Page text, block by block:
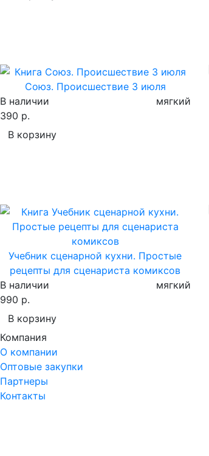
Союз. Происшествие 3 июля
В наличии
мягкий
390 р.
В корзину
Учебник сценарной кухни. Простые
рецепты для сценариста комиксов
В наличии
мягкий
990 р.
В корзину
Компания
О компании
Оптовые закупки
Партнеры
Контакты